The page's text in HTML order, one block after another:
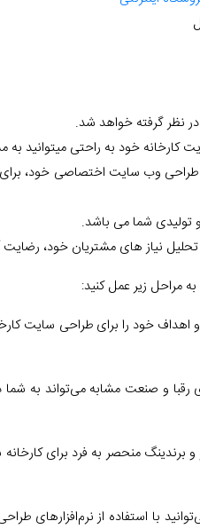
نظر گرفته خواهد شد.
کارخانه خود به راحتی میتوانید
طراحی وب سایت اختصاصی خود،
تولیدی شما می باشد.
نیاز های مشتریان خود، رضایت
مراحل زیر عمل کنید:
اهداف خود را برای طراحی سایت
و صنعت مشابه می‌تواند به
برندینگ منحصر به فرد برای